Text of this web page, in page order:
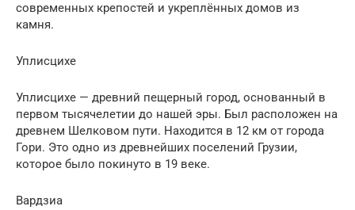
современных крепостей и укреплённых домов из
камня.
Уплисцихе
Уплисцихе — древний пещерный город, основанный в
первом тысячелетии до нашей эры. Был расположен на
древнем Шелковом пути. Находится в 12 км от города
Гори. Это одно из древнейших поселений Грузии,
которое было покинуто в 19 веке.
Вардзиа